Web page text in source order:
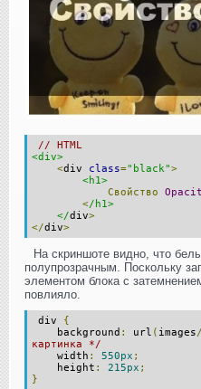
// HTML
<div>
<div class="black">
<h1>
Свойство
</h1>
</div>
</div>
На скриншоте видно, что
полупрозрачным. Поскольку
элементом блока с
повлияло.
div {
background : url ( images/
картинка */
width : 550px ;
height : 215px ;
}